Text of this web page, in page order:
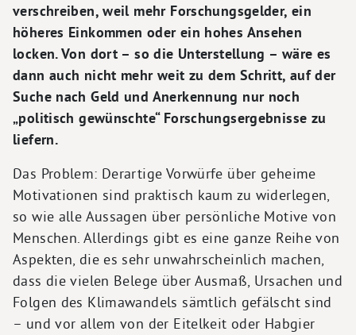
verschreiben, weil mehr Forschungsgelder, ein
höheres Einkommen oder ein hohes Ansehen
locken. Von dort – so die Unterstellung – wäre es
dann auch nicht mehr weit zu dem Schritt, auf der
Suche nach Geld und Anerkennung nur noch
„politisch gewünschte“ Forschungsergebnisse zu
liefern.
Das Problem: Derartige Vorwürfe über geheime
Motivationen sind praktisch kaum zu widerlegen,
so wie alle Aussagen über persönliche Motive von
Menschen. Allerdings gibt es eine ganze Reihe von
Aspekten, die es sehr unwahrscheinlich machen,
dass die vielen Belege über Ausmaß, Ursachen und
Folgen des Klimawandels sämtlich gefälscht sind
– und vor allem von der Eitelkeit oder Habgier